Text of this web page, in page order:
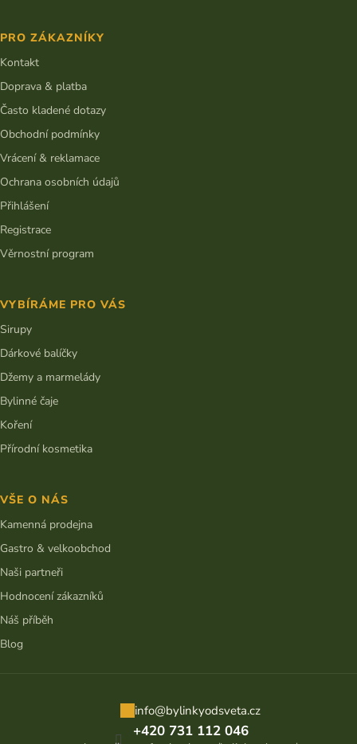
a
t
í
info@bylinkyodsveta.cz
+420 731 112 046
PRO ZÁKAZNÍKY
Kontakt
Doprava & platba
Často kladené dotazy
Obchodní podmínky
Vrácení & reklamace
Ochrana osobních údajů
Přihlášení
Registrace
Věrnostní program
VYBÍRÁME PRO VÁS
Sirupy
Dárkové balíčky
Džemy a marmelády
Bylinné čaje
Koření
Přírodní kosmetika
VŠE O NÁS
Kamenná prodejna
Gastro & velkoobchod
Naši partneři
Hodnocení zákazníků
Náš příběh
Blog